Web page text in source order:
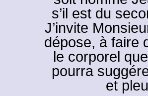
s’il est du
J’invite
dépose, à faire
le corporel
pourra
et